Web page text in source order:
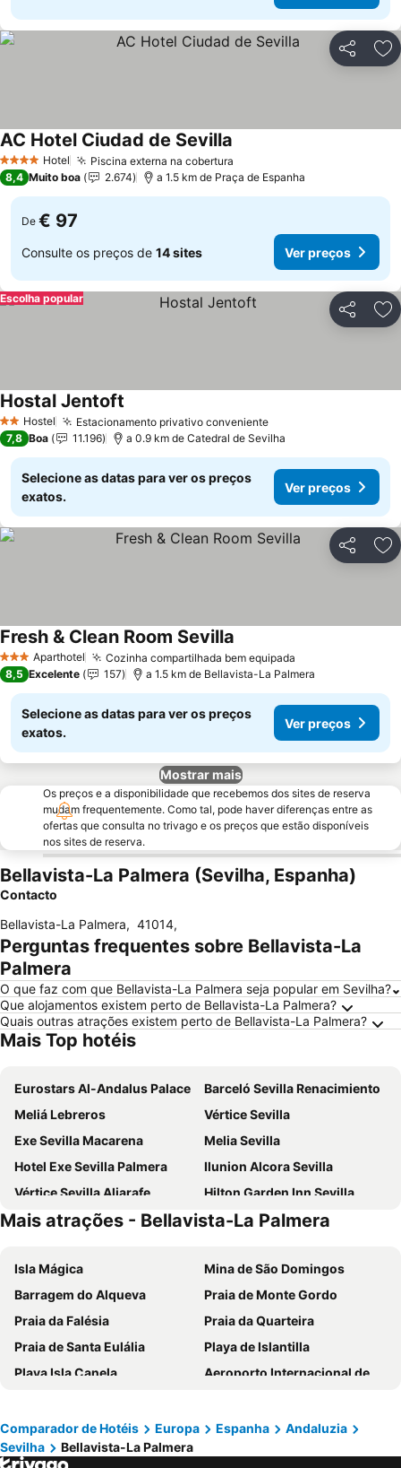
Partilhar
4 EstrelasHotel Piscina externa na cobertura
AC Hotel Ciudad de Sevilla
8,4 Muito boa 2.674 a 1.5 km de Praça de Espanha
De € 97
Consulte os preços de 14 sites Ver preços
Partilhar
Escolha popular
2 Estrelas
Hostel Estacionamento privativo convenienteVer preços
Hostal Jentoft
7,8 Boa 11.196 a 0.9 km de Catedral de Sevilha
Selecione as datas para ver os preços
exatos.
Ver preços
Partilhar
3 EstrelasAparthotel Cozinha compartilhada bem equipada
Fresh & Clean Room Sevilla
8,5 Excelente 157 a 1.5 km de Bellavista-La Palmera
Selecione as datas para ver os preços
exatos.
Ver preços
Mostrar mais
Os preços e a disponibilidade que recebemos dos sites de reserva
mudam frequentemente. Como tal, pode haver diferenças entre as
ofertas que consulta no trivago e os preços que estão disponíveis
nos sites de reserva.
Bellavista-La Palmera (Sevilha, Espanha)
Contacto
Bellavista-La Palmera, 41014,
Perguntas frequentes sobre Bellavista-La
Palmera
O que faz com que Bellavista-La Palmera seja popular em Sevilha?
Que alojamentos existem perto de Bellavista-La Palmera?
Quais outras atrações existem perto de Bellavista-La Palmera?
Mais Top hotéis
Eurostars Al-Andalus Palace
Barceló Sevilla Renacimiento
Meliá Lebreros
Vértice Sevilla
Exe Sevilla Macarena
Melia Sevilla
Hotel Exe Sevilla Palmera
Ilunion Alcora Sevilla
Vértice Sevilla Aljarafe
Hilton Garden Inn Sevilla
Novotel Sevilla
Hotel Macià Sevilla Kubb
ibis Styles Sevilla City Santa Justa
Hotel Eurostars Regina
NH Sevilla Plaza de Armas
Virgen de los Reyes
Exe Isla Cartuja
Eurostars Torre Sevilla
Hotel Abades Benacazon
NH Collection Sevilla
Exe Gran Hotel Solucar
Petit Palace Puerta de Triana
Hotel Sevilla Center
Pension Nuevo Suizo
Hesperia Sevilla
Mais atrações - Bellavista-La Palmera
Isla Mágica
Mina de São Domingos
Barragem do Alqueva
Praia de Monte Gordo
Praia da Falésia
Praia da Quarteira
Praia de Santa Eulália
Playa de Islantilla
Playa Isla Canela
Aeroporto Internacional de Faro - Gago Coutinho
Praia da Ilha da Armona
Balaia Golf Village
Praia da Ilha de Tavira
Comparador de Hotéis Europa Espanha
Andaluzia
Sevilha
Bellavista-La Palmera